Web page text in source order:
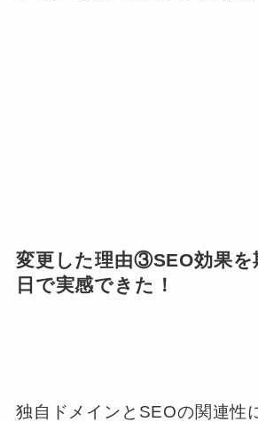
変更した理由③SEO効果
日で実感できた！
独自ドメインとSEOの関連性